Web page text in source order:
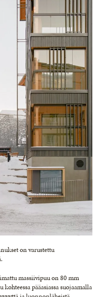
on varustettu
massiivipuu on 80 mm
pääasiassa suojaamalla